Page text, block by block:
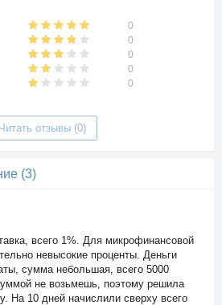
0
0
0
0
0
Читать отзывы (0)
(3)
всего 1%. Для микрофинансовой
невысокие проценты. Деньги
сумма небольшая, всего 5000
не возьмешь, поэтому решила
На 10 дней начислили сверху всего